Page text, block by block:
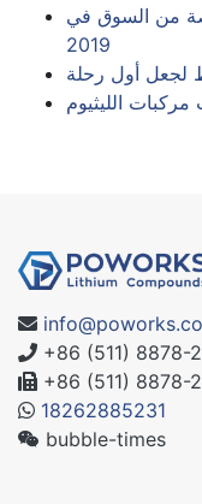
من السوق في
2019
لجعل أول رحلة
مركبات الليثيوم
+86 (511) 8878-
+86 (511) 8878-
18262885231
bubble-times